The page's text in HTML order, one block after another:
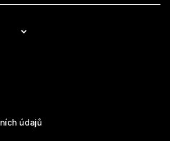
údajů